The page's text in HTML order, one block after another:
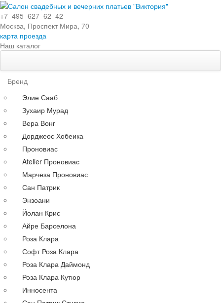
+7 495 627 62 42
Москва, Проспект Мира, 70
карта проезда
Наш каталог
Кружевные
С поясом
С длинными рукавами
Со шлейфом
По силуэту
Прямые
Пышные
Короткие
А-силуэт
Греческие
Русалка
По году
По цене
Недорогие
Дорогие
Распродажа
Бренд
Элие Сааб
Зухаир Мурад
Вера Вонг
Дорджеос Хобеика
Проновиас
Atelier Проновиас
Марчеза Проновиас
Сан Патрик
Энзоани
Йолан Крис
Айре Барселона
Роза Клара
Софт Роза Клара
Роза Клара Даймонд
Роза Клара Кутюр
Инносента